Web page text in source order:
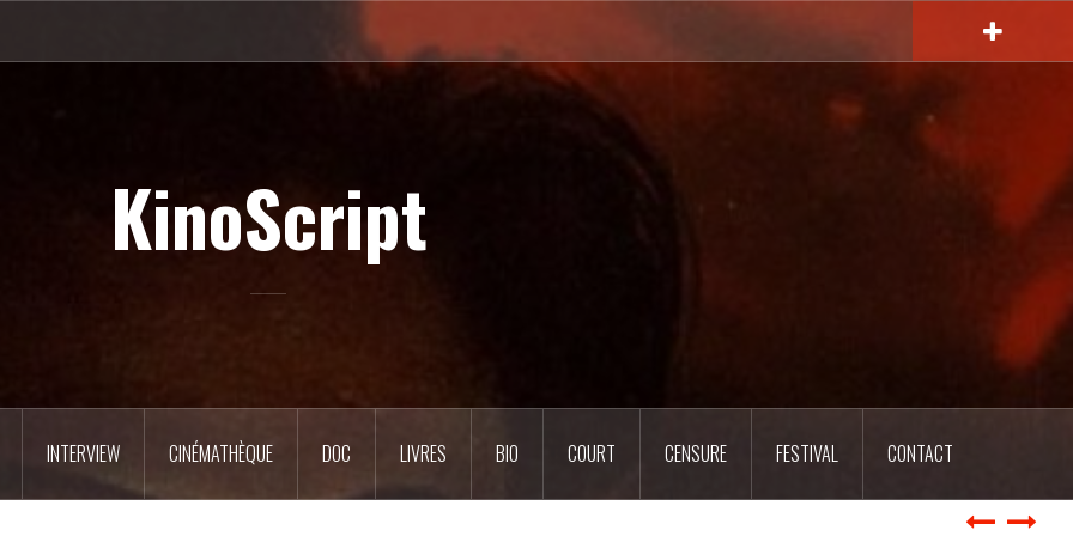
KinoScript
INTERVIEW CINÉMATHÈQUE DOC LIVRES BIO COURT CENSURE FESTIVAL CONTACT